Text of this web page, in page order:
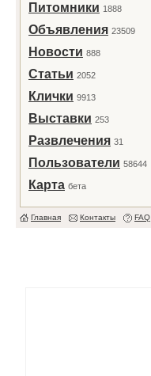
Питомники 1888
Объявления 23509
Новости 888
Статьи 2052
Клички 9913
Выставки 253
Развлечения 31
Пользователи 58644
Карта бета
Главная Контакты FAQ